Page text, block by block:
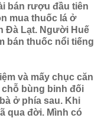
bán rượu đầu tiên
mua thuốc lá ở
Đà Lạt. Người Huế
bán thuốc nổi tiếng
và mấy chục căn
bùng binh đối
ở phía sau. Khi
qua đời. Mình có